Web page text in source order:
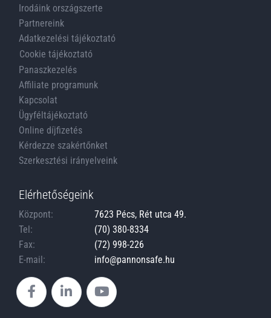
Irodáink országszerte
Partnereink
Adatkezelési tájékoztató
Cookie tájékoztató
Panaszkezelés
Affiliate programunk
Kapcsolat
Ügyféltájékoztató
Online díjfizetés
Kérdezze szakértőnket
Szerkesztési irányelveink
Elérhetőségeink
Központ:
7623 Pécs, Rét utca 49.
Tel:
(70) 380-8334
Fax:
(72) 998-226
E-mail:
info@pannonsafe.hu